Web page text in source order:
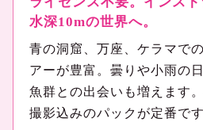
水深10mの世界へ。
青の洞窟、万座、ケラマで
アーが豊富。曇りや小雨の
魚群との出会いも増えます
撮影込みのパックが定番です